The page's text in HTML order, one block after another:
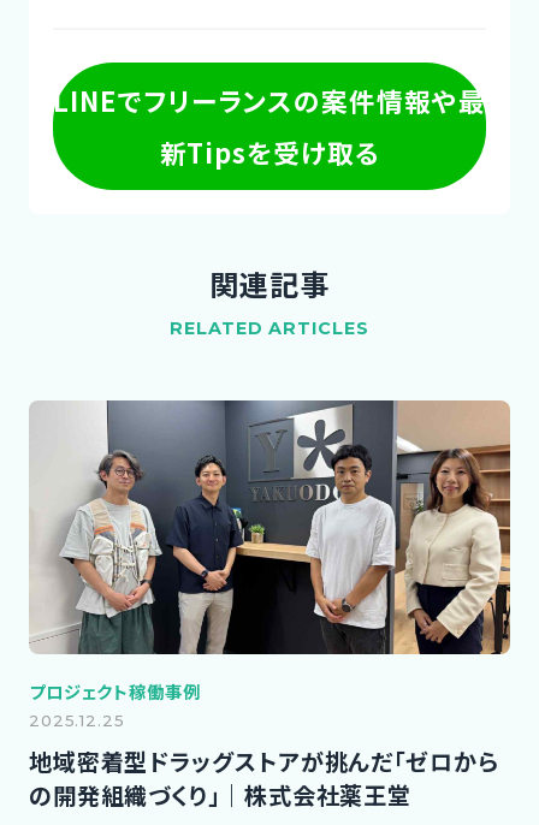
LINEでフリーランスの案件情報や最
新Tipsを受け取る
関連記事
RELATED ARTICLES
プロジェクト稼働事例
2025.12.25
地域密着型ドラッグストアが挑んだ「ゼロから
の開発組織づくり」｜株式会社薬王堂